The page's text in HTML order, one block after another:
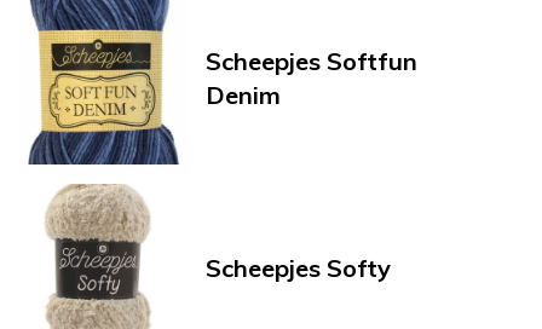
Scheepjes Softfun
Denim
Scheepjes Softy